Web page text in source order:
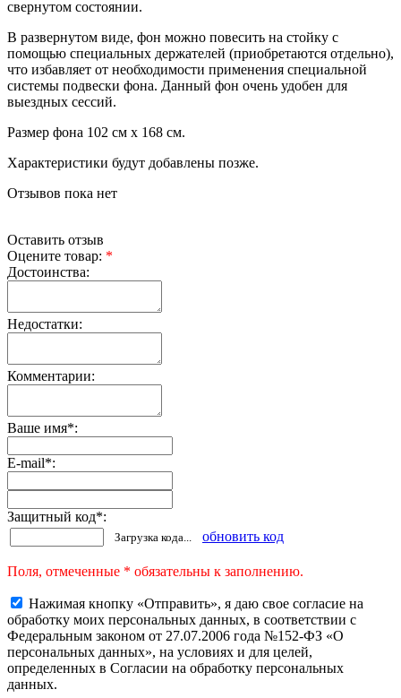
свернутом состоянии.
В развернутом виде, фон можно повесить на стойку с
помощью специальных держателей (приобретаются отдельно),
что избавляет от необходимости применения специальной
системы подвески фона. Данный фон очень удобен для
выездных сессий.
Размер фона 102 см х 168 см.
Характеристики будут добавлены позже.
Отзывов пока нет
Оставить отзыв
Оцените товар: *
Достоинства:
Недостатки:
Комментарии:
Ваше имя*:
E-mail*:
Защитный код*:
Загрузка кода... обновить код
Поля, отмеченные * обязательны к заполнению.
Нажимая кнопку «Отправить», я даю свое согласие на
обработку моих персональных данных, в соответствии с
Федеральным законом от 27.07.2006 года №152-ФЗ «О
персональных данных», на условиях и для целей,
определенных в Согласии на обработку персональных
данных.